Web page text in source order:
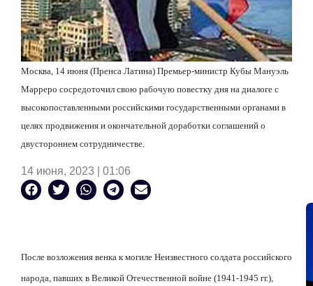
Москва, 14 июня (Пренса Латина) Премьер-министр Кубы Мануэль
Марреро сосредоточил свою рабочую повестку дня на диалоге с
высокопоставленными российскими государственными органами в
целях продвижения и окончательной доработки соглашений о
двустороннем сотрудничестве.
14 июня, 2023 | 01:06
После возложения венка к могиле Неизвестного солдата российского
народа, павших в Великой Отечественной войне (1941-1945 гг.),